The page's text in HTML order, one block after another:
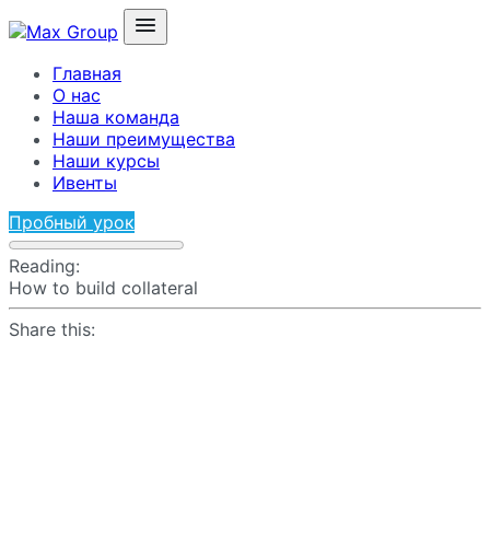
Главная
О нас
Наша команда
Наши преимущества
Наши курсы
Ивенты
Пробный урок
Reading:
How to build collateral
Share this: